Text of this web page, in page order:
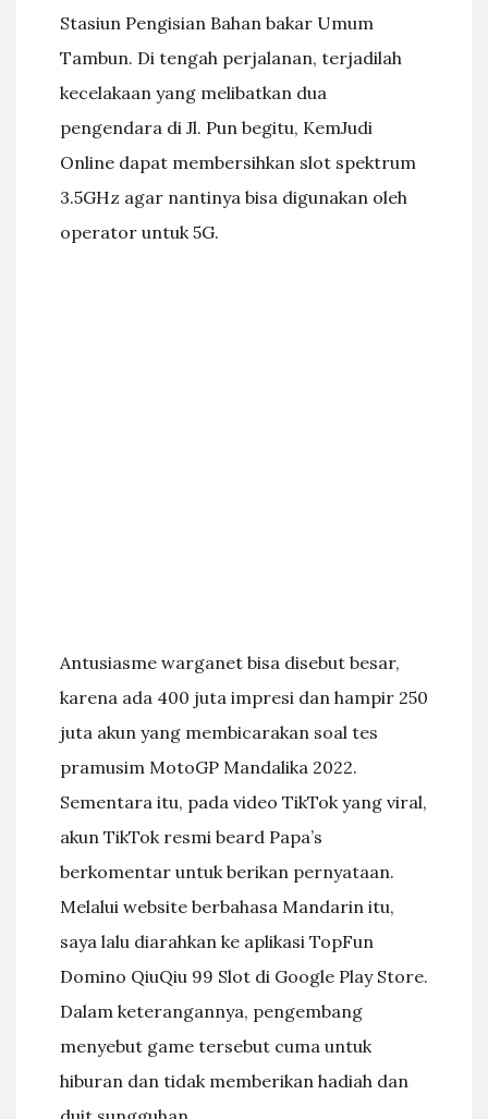
Stasiun Pengisian Bahan bakar Umum
Tambun. Di tengah perjalanan, terjadilah
kecelakaan yang melibatkan dua
pengendara di Jl. Pun begitu, KemJudi
Online dapat membersihkan slot spektrum
3.5GHz agar nantinya bisa digunakan oleh
operator untuk 5G.
Antusiasme warganet bisa disebut besar,
karena ada 400 juta impresi dan hampir 250
juta akun yang membicarakan soal tes
pramusim MotoGP Mandalika 2022.
Sementara itu, pada video TikTok yang viral,
akun TikTok resmi beard Papa’s
berkomentar untuk berikan pernyataan.
Melalui website berbahasa Mandarin itu,
saya lalu diarahkan ke aplikasi TopFun
Domino QiuQiu 99 Slot di Google Play Store.
Dalam keterangannya, pengembang
menyebut game tersebut cuma untuk
hiburan dan tidak memberikan hadiah dan